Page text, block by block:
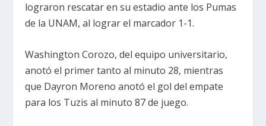
lograron rescatar en su estadio ante los Pumas
de la UNAM, al lograr el marcador 1-1.
Washington Corozo, del equipo universitario,
anotó el primer tanto al minuto 28, mientras
que Dayron Moreno anotó el gol del empate
para los Tuzis al minuto 87 de juego.